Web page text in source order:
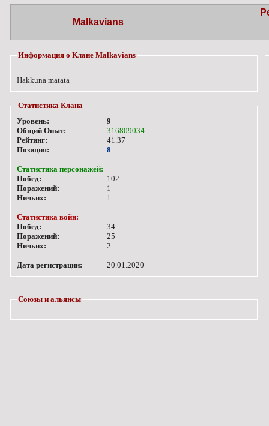
Malkavians
Информация о Клане Malkavians
Hakkuna matata
Статистика Клана
Уровень:
9
Общий Опыт:
316809034
Рейтинг:
41.37
Позиция:
8
Статистика персонажей:
Побед:
102
Поражений:
1
Ничьих:
1
Статистика войн:
Побед:
34
Поражений:
25
Ничьих:
2
Дата регистрации: 20.01.2020
Союзы и альянсы